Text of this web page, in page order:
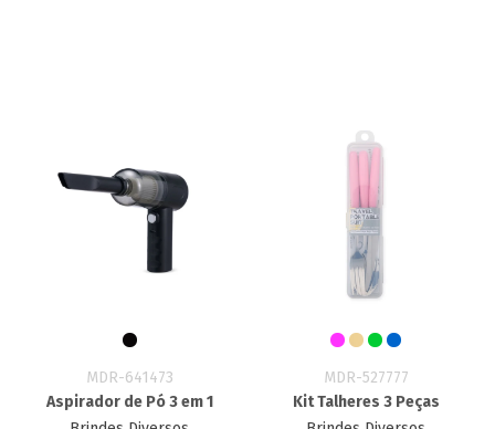
MDR-641473
Aspirador de Pó 3 em 1
MDR-527777
Kit Talheres 3 Peças